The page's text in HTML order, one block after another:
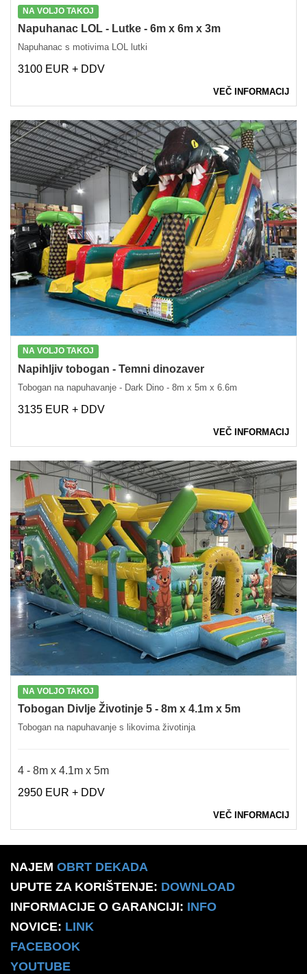
NA VOLJO TAKOJ
Napuhanac LOL - Lutke - 6m x 6m x 3m
Napuhanac s motivima LOL lutki
3100 EUR + DDV
VEČ INFORMACIJ
NA VOLJO TAKOJ
Napihljiv tobogan - Temni dinozaver
Tobogan na napuhavanje - Dark Dino - 8m x 5m x 6.6m
3135 EUR + DDV
VEČ INFORMACIJ
NA VOLJO TAKOJ
Tobogan Divlje Životinje 5 - 8m x 4.1m x 5m
Tobogan na napuhavanje s likovima životinja
4 - 8m x 4.1m x 5m
2950 EUR + DDV
VEČ INFORMACIJ
NAJEM OBRT DEKADA
UPUTE ZA KORIŠTENJE: DOWNLOAD
INFORMACIJE O GARANCIJI: INFO
NOVICE: LINK
FACEBOOK
YOUTUBE